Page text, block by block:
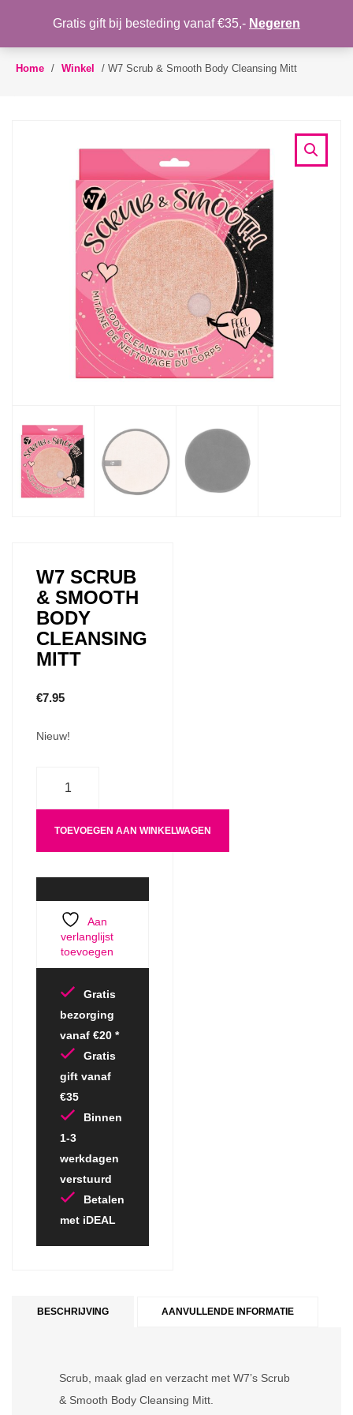
Toggle
WENSLIJST
Home / Winkel / W7 Scrub & Smooth Body Cleansing Mitt
W7 SCRUB
& SMOOTH
BODY
CLEANSING
MITT
€7.95
Nieuw!
TOEVOEGEN AAN WINKELWAGEN
Aan
verlanglijst
toevoegen
Gratis
bezorging
vanaf €20 *
Gratis
gift vanaf
€35
Binnen
1-3
werkdagen
verstuurd
Betalen
met iDEAL
BESCHRIJVING AANVULLENDE INFORMATIE
Scrub, maak glad en verzacht met W7’s Scrub
& Smooth Body Cleansing Mitt.
Gratis gift bij besteding vanaf €35,- Negeren